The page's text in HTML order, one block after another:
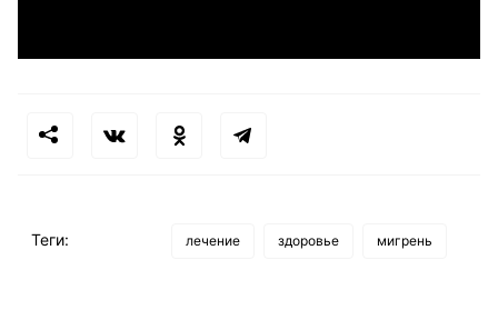
Теги: лечение здоровье мигрень